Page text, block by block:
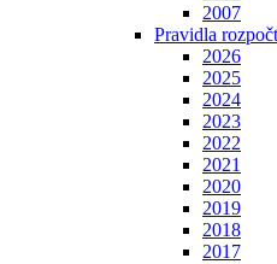
2007
Pravidla
2026
2025
2024
2023
2022
2021
2020
2019
2018
2017